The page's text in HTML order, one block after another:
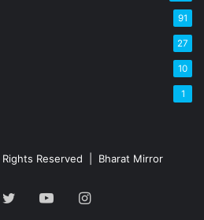
91
27
10
1
Reserved | Bharat Mirror
Twitter YouTubeInstagram